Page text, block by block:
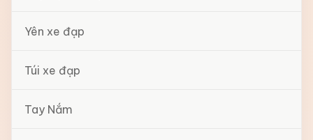
Yên xe đạp
Túi xe đạp
Tay Nắm